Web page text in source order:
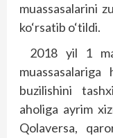
muassasalarini
ko‘rsatib o‘tildi.
2018 yil 1
buzilishini
aholiga ayrim
Qolaversa,